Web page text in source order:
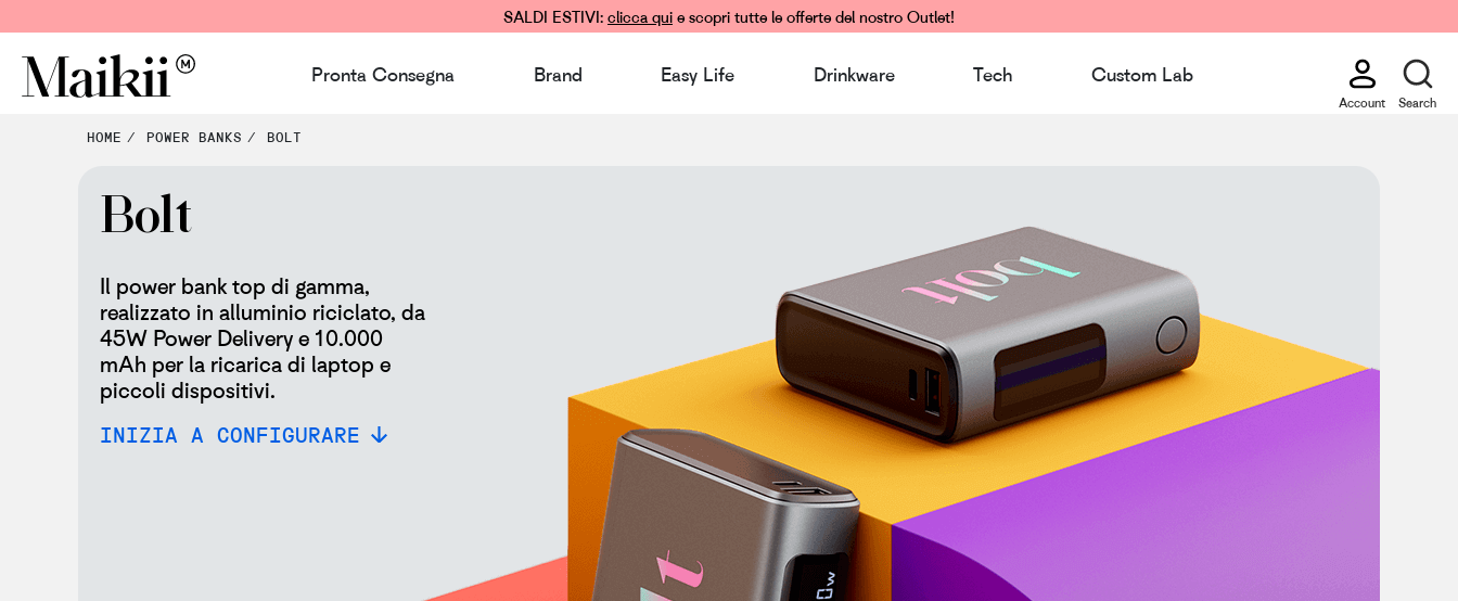
SALDI ESTIVI: clicca qui e scopri tutte le offerte del nostro Outlet!
Pronta Consegna Brand Easy Life Drinkware Tech Custom Lab
Account Search
HOME POWER BANKS BOLT
Bolt
Il power bank top di gamma,
realizzato in alluminio riciclato, da
45W Power Delivery e 10.000
mAh per la ricarica di laptop e
piccoli dispositivi.
INIZIA A CONFIGURARE